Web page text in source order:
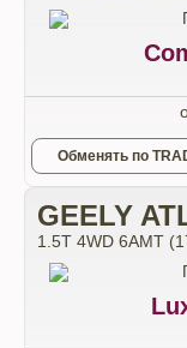
Обменять по
GEELY
1.5T 4WD 6AMT